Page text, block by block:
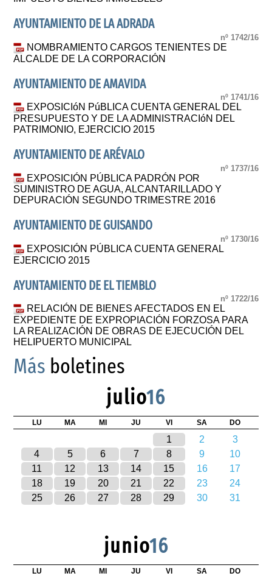
AYUNTAMIENTO DE LA ADRADA
nº 1742/16
NOMBRAMIENTO CARGOS TENIENTES DE
ALCALDE DE LA CORPORACIÓN
AYUNTAMIENTO DE AMAVIDA
nº 1741/16
EXPOSICIóN PúBLICA CUENTA GENERAL DEL
PRESUPUESTO Y DE LA ADMINISTRACIóN DEL
PATRIMONIO, EJERCICIO 2015
AYUNTAMIENTO DE ARÉVALO
nº 1737/16
EXPOSICIÓN PÚBLICA PADRÓN POR
SUMINISTRO DE AGUA, ALCANTARILLADO Y
DEPURACIÓN SEGUNDO TRIMESTRE 2016
AYUNTAMIENTO DE GUISANDO
nº 1730/16
EXPOSICIÓN PÚBLICA CUENTA GENERAL
EJERCICIO 2015
AYUNTAMIENTO DE EL TIEMBLO
nº 1722/16
RELACIÓN DE BIENES AFECTADOS EN EL
EXPEDIENTE DE EXPROPIACIÓN FORZOSA PARA
LA REALIZACIÓN DE OBRAS DE EJECUCIÓN DEL
HELIPUERTO MUNICIPAL
Más boletines
julio16
LU MA MI JU VI SA DO
1 2
3
4
5 6 7 8 9
10
11
12 13 14 15 16
17
18
19 20 21 22 23
24
25
26 27 28 29 30 31
junio16
LU MA MI JU VI SA DO